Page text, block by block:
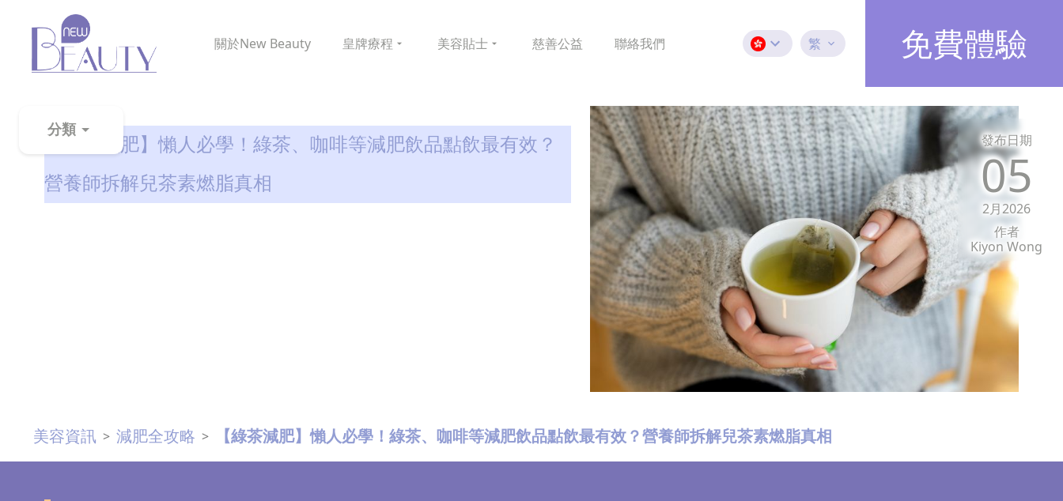
關於New Beauty 皇牌療程 美容貼士 慈善公益 聯絡我們 繁 免費體驗
分類
粉
刺
眼
袋
【綠茶減肥】懶人必學！綠茶、咖啡等減肥飲品點飲最有效？
營養師拆解兒茶素燃脂真相
美容資訊 > 減肥全攻略 > 【綠茶減肥】懶人必學！綠茶、咖啡等減肥飲品點飲最有效？營養師拆解兒茶素燃脂真相
發布日期
05
2月2026
作者
Kiyon Wong